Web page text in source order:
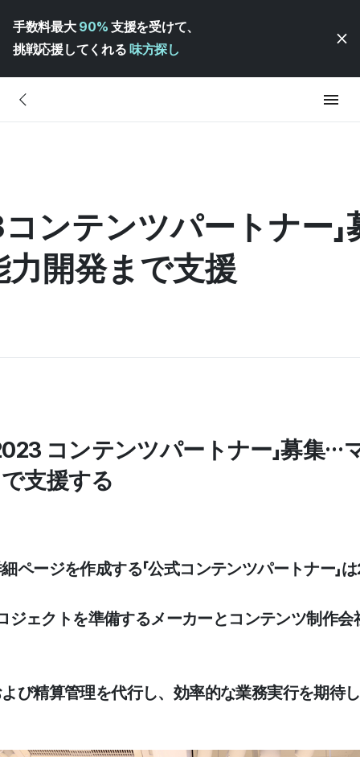
手数料最大 90% 支援を受けて、
挑戦応援してくれる 味方探し
ンテンツパートナー」
開発まで支援
コンテンツパートナー」募集…
支援する
ページを作成する「公式コンテンツパートナー」
ジェクトを準備するメーカーとコンテンツ制作会
び精算管理を代行し、効率的な業務実行を期待